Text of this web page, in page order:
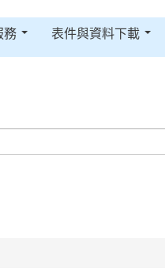
務 表件與資料下載